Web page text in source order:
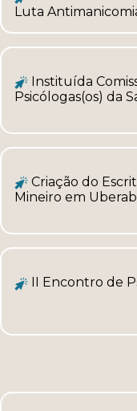
Luta
Instituída
Criação do
Mineiro
II Encontro